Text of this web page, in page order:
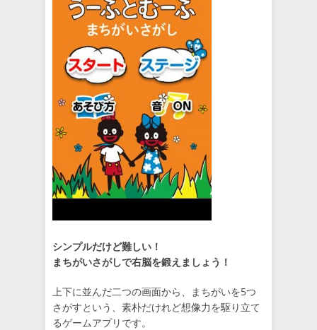
シンプルだけど難しい！
まちがいさがしで右脳を鍛えましょう！
上下に並んだ二つの画面から、まちがいを5つ
さがすという、素朴だけれど想像力を駆り立て
るゲームアプリです。